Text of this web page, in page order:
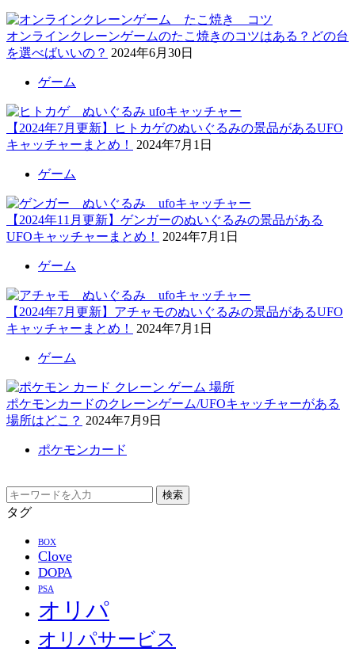
オンラインクレーンゲームのたこ焼きのコツはある？どの台
を選べばいいの？ 2024年6月30日
ゲーム
【2024年7月更新】ヒトカゲのぬいぐるみの景品があるUFO
キャッチャーまとめ！
2024年7月1日
ゲーム
【2024年11月更新】ゲンガーのぬいぐるみの景品がある
UFOキャッチャーまとめ！
2024年7月1日
ゲーム
【2024年7月更新】アチャモのぬいぐるみの景品があるUFO
キャッチャーまとめ！
2024年7月1日
ゲーム
ポケモンカードのクレーンゲーム/UFOキャッチャーがある
場所はどこ？ 2024年7月9日
ポケモンカード
検索
タグ
BOX
Clove
DOPA
PSA
オリパ
オリパサービス